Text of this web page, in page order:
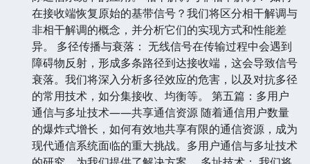
在接收端恢复原始的基带信号？我们将区分相干解调与
非相干解调的概念，并分析它们的实现方式和性能差
异。 多径传播与衰落： 无线信号在传输过程中会遇到
障碍物反射，形成多条路径到达接收端，这会导致信号
衰落。我们将深入分析多径效应的危害，以及对抗多径
的常用技术，如分集接收、均衡等。 第五篇：多用户
通信与多址技术——共享通信资源 随着通信用户数量
的爆炸式增长，如何有效地共享有限的通信资源，成为
现代通信系统面临的重大挑战。多用户通信与多址技术